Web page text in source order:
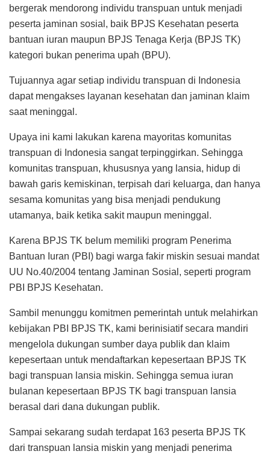
bergerak mendorong individu transpuan untuk menjadi
peserta jaminan sosial, baik BPJS Kesehatan peserta
bantuan iuran maupun BPJS Tenaga Kerja (BPJS TK)
kategori bukan penerima upah (BPU).
Tujuannya agar setiap individu transpuan di Indonesia
dapat mengakses layanan kesehatan dan jaminan klaim
saat meninggal.
Upaya ini kami lakukan karena mayoritas komunitas
transpuan di Indonesia sangat terpinggirkan. Sehingga
komunitas transpuan, khususnya yang lansia, hidup di
bawah garis kemiskinan, terpisah dari keluarga, dan hanya
sesama komunitas yang bisa menjadi pendukung
utamanya, baik ketika sakit maupun meninggal.
Karena BPJS TK belum memiliki program Penerima
Bantuan Iuran (PBI) bagi warga fakir miskin sesuai mandat
UU No.40/2004 tentang Jaminan Sosial, seperti program
PBI BPJS Kesehatan.
Sambil menunggu komitmen pemerintah untuk melahirkan
kebijakan PBI BPJS TK, kami berinisiatif secara mandiri
mengelola dukungan sumber daya publik dan klaim
kepesertaan untuk mendaftarkan kepesertaan BPJS TK
bagi transpuan lansia miskin. Sehingga semua iuran
bulanan kepesertaan BPJS TK bagi transpuan lansia
berasal dari dana dukungan publik.
Sampai sekarang sudah terdapat 163 peserta BPJS TK
dari transpuan lansia miskin yang menjadi penerima